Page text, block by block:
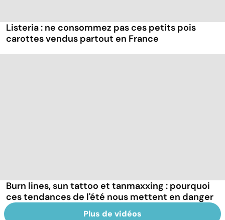
Listeria : ne consommez pas ces petits pois
carottes vendus partout en France
Burn lines, sun tattoo et tanmaxxing : pourquoi
ces tendances de l'été nous mettent en danger
Plus de vidéos